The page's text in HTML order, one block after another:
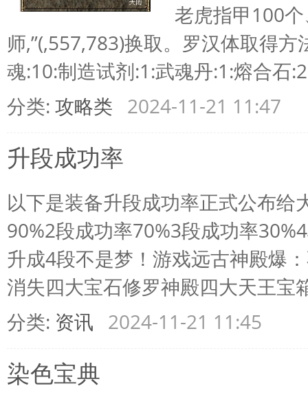
老虎指甲100
师,”(,557,783)换取。罗汉体取得
魂:10:制造试剂:1:武魂丹:1:熔合石
分类: 攻略类 2024-11-21 11:47
升段成功率
以下是装备升段成功率正式公布给
90%2段成功率70%3段成功率
升成4段不是梦！游戏远古神殿爆
消失四大宝石修罗神殿四大天王宝
分类: 资讯 2024-11-21 11:45
染色宝典